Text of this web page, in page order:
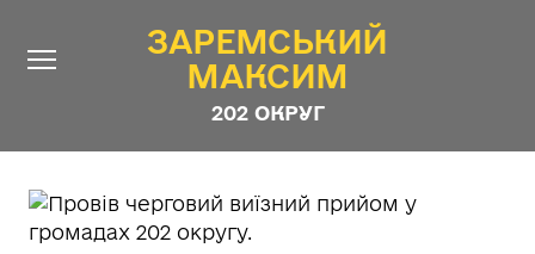
ЗАРЕМСЬКИЙ
МАКСИМ
202 ОКРУГ
ЗАРЕМСЬКИЙ
МАКСИМ
202 ОКРУГ
Новини